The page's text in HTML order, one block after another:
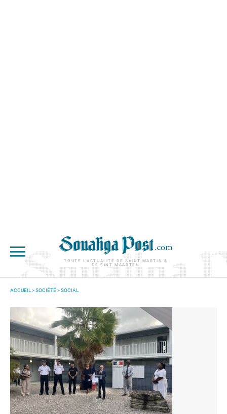
TOUTE L'ACTUALITÉ DE SAINT-MARTIN &
DE SINT MAARTEN
ACCUEIL >SOCIÉTÉ>SOCIAL